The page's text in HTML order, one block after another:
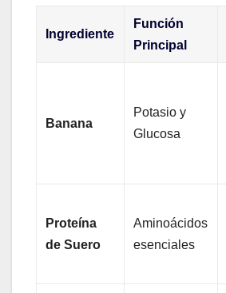
Ingrediente
Función
Principal
Banana
Potasio y
Glucosa
Proteína
de Suero
Aminoácidos
esenciales